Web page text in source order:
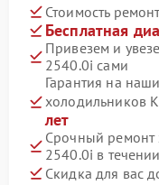
Стоимость
Бесплатная
Привезем и
2540.0i сами
Гарантия на
холодильников
лет
Срочный ремонт
2540.0i в
Скидка для вас